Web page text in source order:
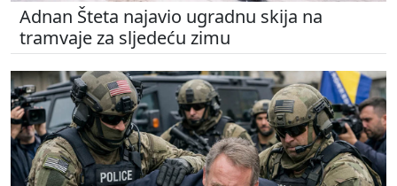
Adnan Šteta najavio ugradnu skija na
tramvaje za sljedeću zimu